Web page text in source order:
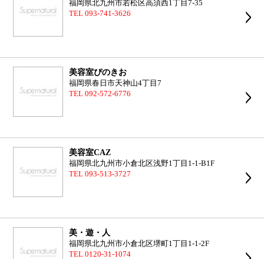
福岡県北九州市若松区高須西1丁目7-35
TEL 093-741-3626
美容室ぴのきお
福岡県春日市天神山4丁目7
TEL 092-572-6776
美容室CAZ
福岡県北九州市小倉北区浅野1丁目1-1-B1F
TEL 093-513-3727
美・遊・人
福岡県北九州市小倉北区堺町1丁目1-1-2F
TEL 0120-31-1074